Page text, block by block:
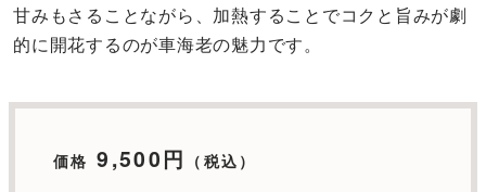
甘みもさることながら、加熱することでコクと旨みが劇
的に開花するのが車海老の魅力です。
価格 9,500円 （税込）